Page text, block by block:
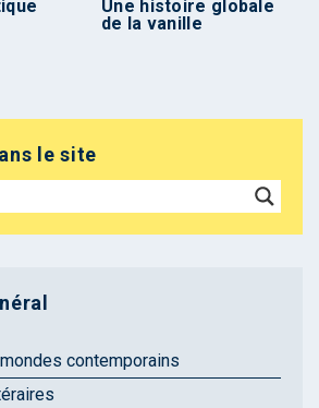
Une histoire globale
de la vanille
le site
contemporains